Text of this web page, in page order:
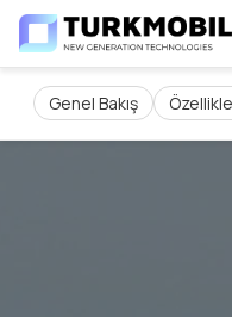
Genel Bakış